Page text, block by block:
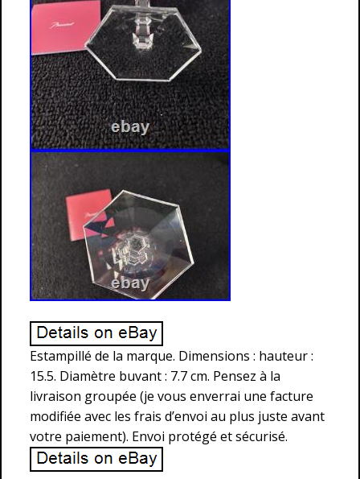
Estampillé de la marque. Dimensions : hauteur :
15.5. Diamètre buvant : 7.7 cm. Pensez à la
livraison groupée (je vous enverrai une facture
modifiée avec les frais d’envoi au plus juste avant
votre paiement). Envoi protégé et sécurisé.